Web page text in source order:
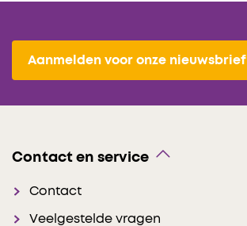
Aanmelden voor onze nieuwsbrief
Contact en service
Contact
Veelgestelde vragen